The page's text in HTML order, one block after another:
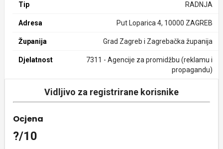
Tip RADNJA
Adresa Put Loparica 4, 10000 ZAGREB
Županija Grad Zagreb i Zagrebačka županija
Djelatnost
7311 - Agencije za promidžbu (reklamu i
propagandu)
Vidljivo za registrirane korisnike
Ocjena
?/10